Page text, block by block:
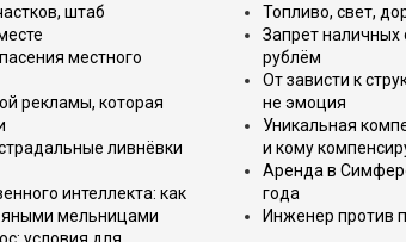
штаб
местного
рекламы, которая
ливнёвки
интеллекта: как
мельницами
Топливо, свет,
Запрет наличных
рублём
От зависти к
не эмоция
Уникальная
и кому
Аренда в
года
Инженер против